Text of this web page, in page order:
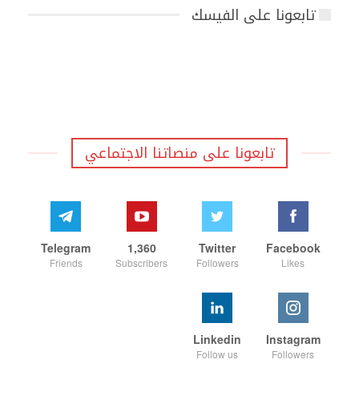
تابعونا على الفيسك
تابعونا على منصاتنا الاجتماعي
Facebook
Likes
Twitter
Followers
1,360
Subscribers
Telegram
Friends
Instagram
Followers
Linkedin
Follow us